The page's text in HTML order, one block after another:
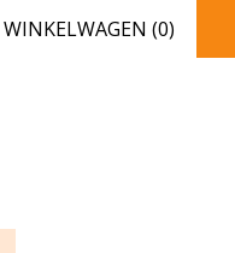
WINKELWAGEN (0)